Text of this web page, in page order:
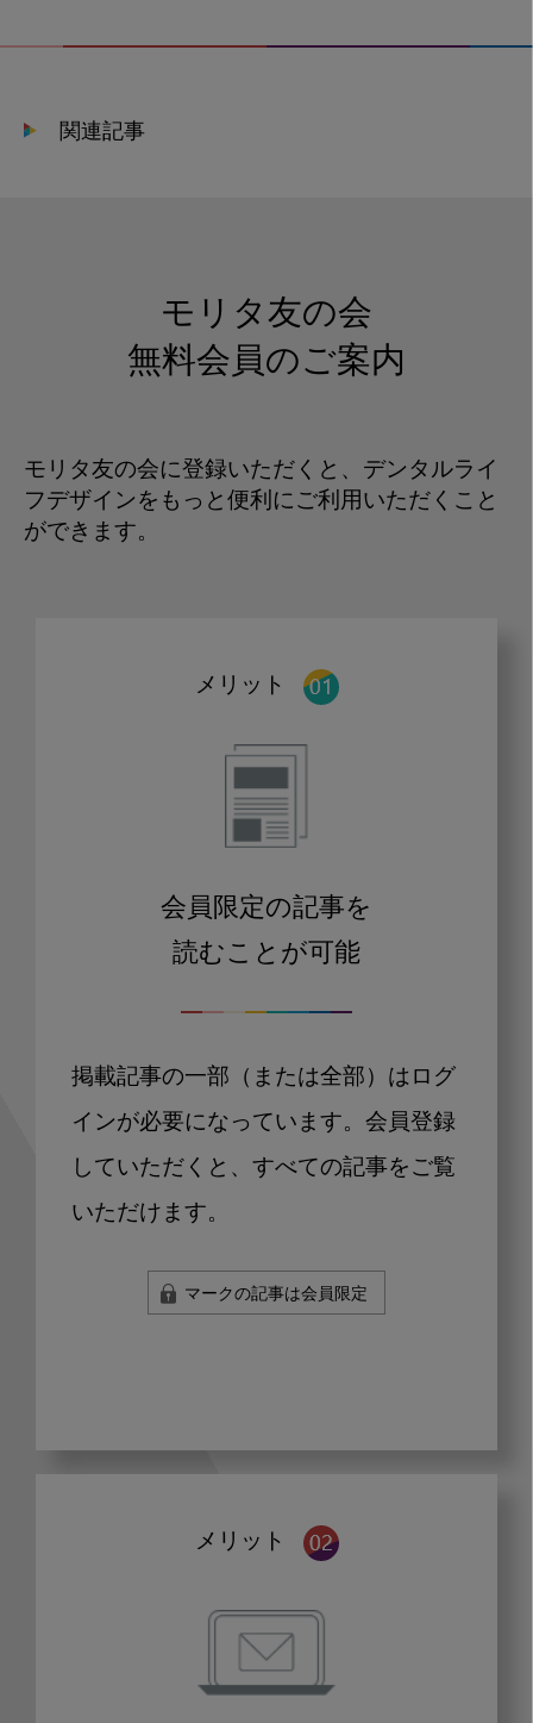
関連記事
モリタ友の会
無料会員のご案内
モリタ友の会に登録いただくと、デンタルライ
フデザインをもっと便利にご利用いただくこと
ができます。
メリット
会員限定の記事を
読むことが可能
掲載記事の一部（または全部）はログ
インが必要になっています。会員登録
していただくと、すべての記事をご覧
いただけます。
マークの記事は会員限定
メリット